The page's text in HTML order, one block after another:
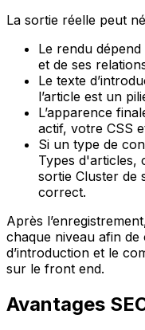
La sortie réelle peut
Le rendu
et de ses
Le texte
l’article est un
L’apparence
actif, votre CSS
Si un type de
Types d'articles,
sortie Cluster de
correct.
Après
chaque niveau afin
d’introduction et le
sur le front end.
Avantages